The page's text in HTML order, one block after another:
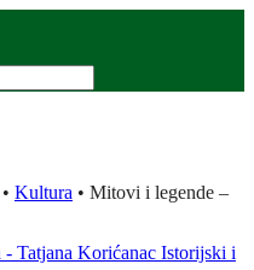
• Kultura • Mitovi i legende –
Istorijski i